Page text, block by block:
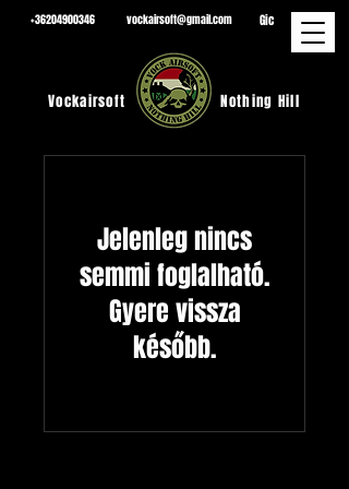
+36204900346 vockairsoft@gmail.com Gic
Vockairsoft Nothing Hill
Jelenleg nincs
semmi foglalható.
Gyere vissza
később.